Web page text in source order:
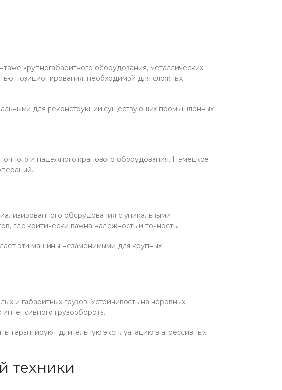
крупногабаритного оборудования, металлических
позиционирования, необходимой для сложных
для реконструкции существующих промышленных
и надежного кранового оборудования. Немецкое
оборудования с уникальными
где критически важна надежность и точность.
эти машины незаменимыми для крупных
и габаритных грузов. Устойчивость на неровных
грузооборота.
гарантируют длительную эксплуатацию в агрессивных
техники